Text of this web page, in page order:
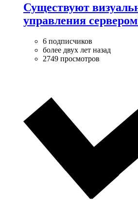
Существуют
управления
6 подписчиков
более двух лет назад
2749 просмотров